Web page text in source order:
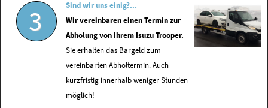
3
Sind wir uns einig?...
Wir vereinbaren einen Termin zur
Abholung von Ihrem Isuzu Trooper.
Sie erhalten das Bargeld zum
vereinbarten Abholtermin. Auch
kurzfristig innerhalb weniger Stunden
möglich!